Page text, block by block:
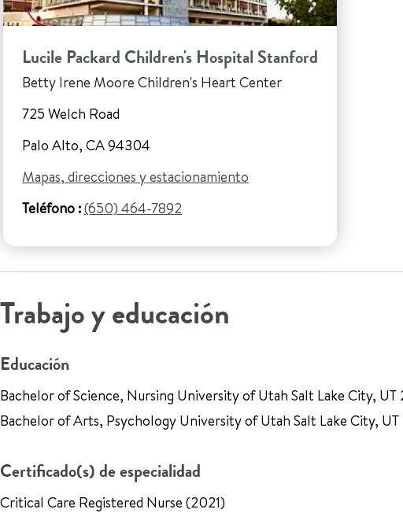
Lucile Packard Children's Hospital Stanford
Betty Irene Moore Children's Heart Center
725 Welch Road
Palo Alto, CA 94304
Mapas, direcciones y estacionamiento
Teléfono :(650) 464-7892
Trabajo y educación
Educación
Bachelor of Science, Nursing University of Utah Salt Lake City, UT
Bachelor of Arts, Psychology University of Utah Salt Lake City, UT
Certificado(s) de especialidad
Critical Care Registered Nurse (2021)